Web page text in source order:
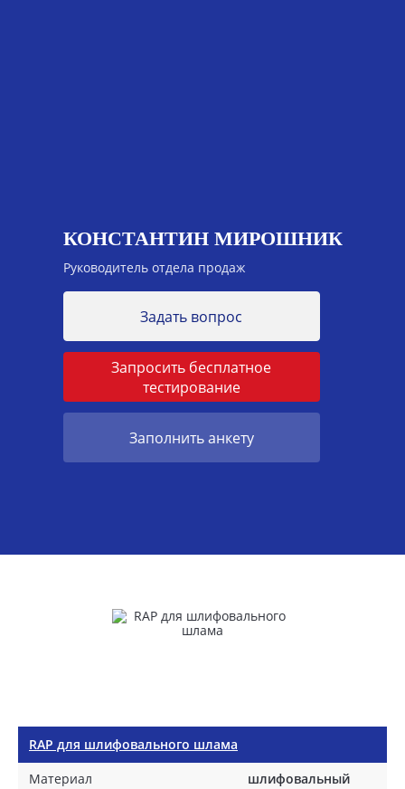
КОНСТАНТИН МИРОШНИК
Руководитель отдела продаж
Задать вопрос
Запросить бесплатное
тестирование
Заполнить анкету
RAP для шлифовального шлама
Материал
шлифовальный